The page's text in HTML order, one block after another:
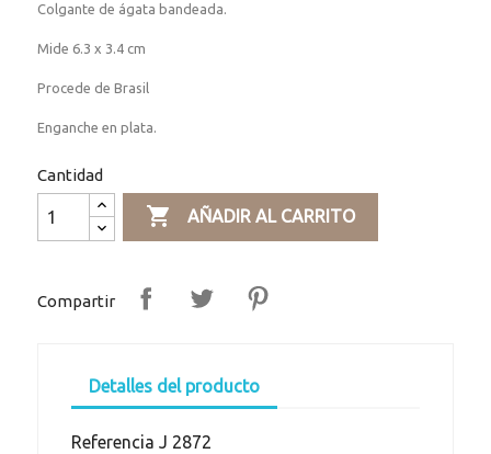
Colgante de ágata bandeada.
Mide 6.3 x 3.4 cm
Procede de Brasil
Enganche en plata.
Cantidad
 AÑADIR AL CARRITO
Compartir
Detalles del producto
Referencia J 2872